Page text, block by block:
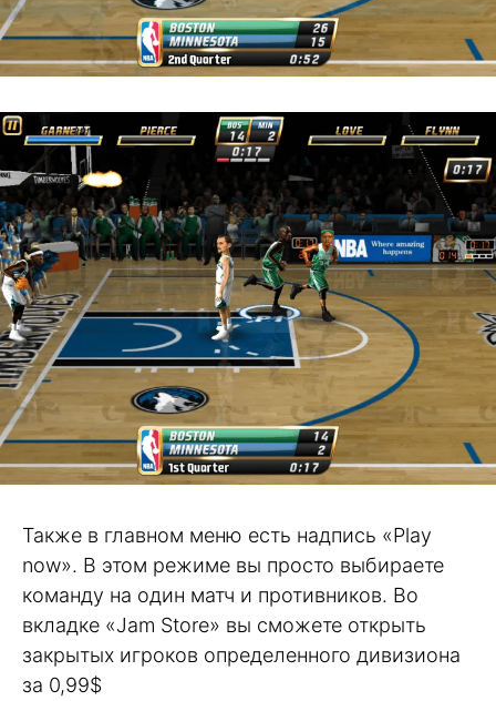
Также в главном меню есть надпись «Play
now». В этом режиме вы просто выбираете
команду на один матч и противников. Во
вкладке «Jam Store» вы сможете открыть
закрытых игроков определенного дивизиона
за 0,99$